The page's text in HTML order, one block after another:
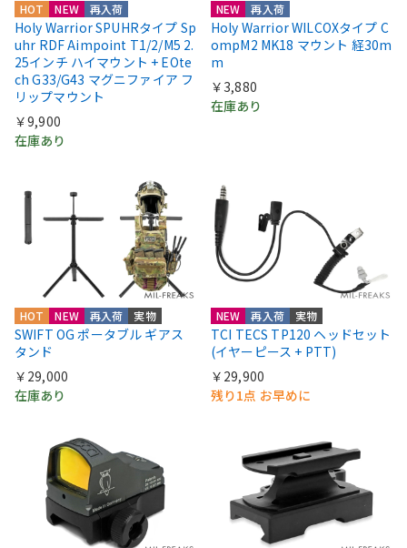
HOT NEW 再入荷
Holy Warrior SPUHRタイプ Sp
uhr RDF Aimpoint T1/2/M5 2.
25インチ ハイマウント + EOte
ch G33/G43 マグニファイア フ
リップマウント
￥9,900
在庫あり
NEW 再入荷
Holy Warrior WILCOXタイプ C
ompM2 MK18 マウント 経30m
m
￥3,880
在庫あり
HOT NEW 再入荷 実物
SWIFT OG ポータブル ギアス
タンド
￥29,000
在庫あり
NEW 再入荷 実物
TCI TECS TP120 ヘッドセット
(イヤーピース + PTT)
￥29,900
残り1点 お早めに